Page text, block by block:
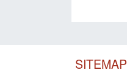
SITEMAP